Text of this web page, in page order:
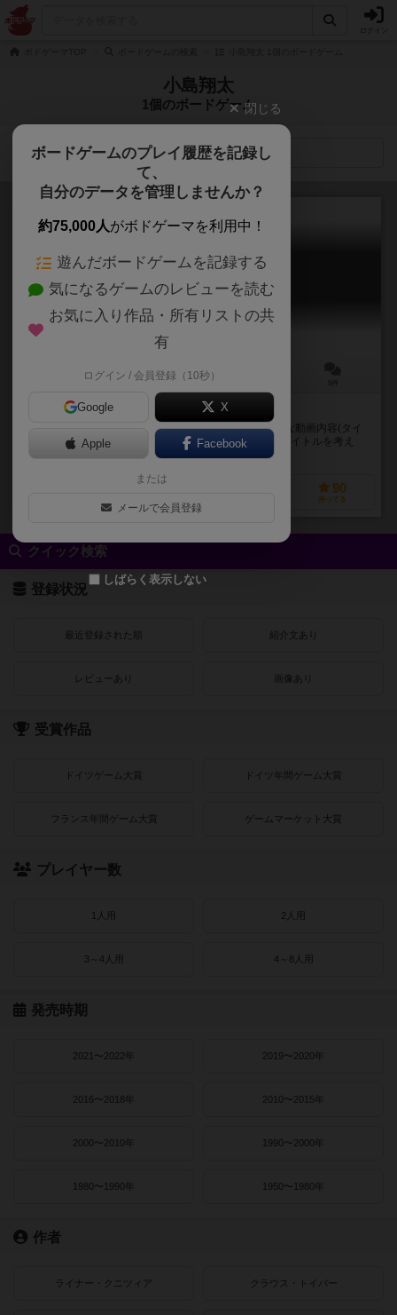
小島翔太
1個のボードゲーム
検索メニュー
動画アップしてみたｗｗｗ
Douga Up Shitemita www
10分前後
目指せ、再生回数NO.1！
プレイヤー達は動画クリエイターとなり、バズりそうな動画内容(タイ
トル)を考えよう！ ランダムに配られた手札から動画タイトルを考え
「再生！」と言ってタイトルを公開します。...
140 90
持ってる
クイック検索
登録状況
最近登録された順 紹介文あり
レビューあり 画像あり
受賞作品
ドイツゲーム大賞 ドイツ年間ゲーム大賞
フランス年間ゲーム大賞 ゲームマーケット大賞
プレイヤー数
1人用 2人用
3～4人用 4～8人用
発売時期
2021〜2022年 2019〜2020年
2016〜2018年 2010〜2015年
2000〜2010年 1990〜2000年
1980〜1990年 1950〜1980年
作者
ライナー・クニツィア クラウス・トイバー
閉じる
ボードゲームのプレイ履歴を記録し
て、
自分のデータを管理しませんか？
約75,000人がボドゲーマを利用中！
遊んだボードゲームを記録する
気になるゲームのレビューを読む
お気に入り作品・所有リストの共
有
ログイン / 会員登録（10秒）
Google X
Apple Facebook
または
メールで会員登録
しばらく表示しない